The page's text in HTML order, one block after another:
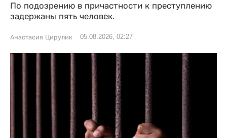
По подозрению в причастности к преступлению
задержаны пять человек.
Анастасия Цирулик 05.08.2026, 02:27